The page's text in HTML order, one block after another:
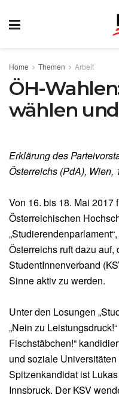
Home Themen Arbeit
ÖH-
wählen
Erklärung des
Österreichs (PdA), Wien,
Von 16. bis 18. Mai 2017
Österreichischen
Österreichs ruft dazu
StudentInnenverband
Sinne aktiv zu werden.
Unter den Losungen
„Nein zu
Fischstäbchen!“
und soziale
Spitzenkandidat ist
Innsbruck. Der KSV